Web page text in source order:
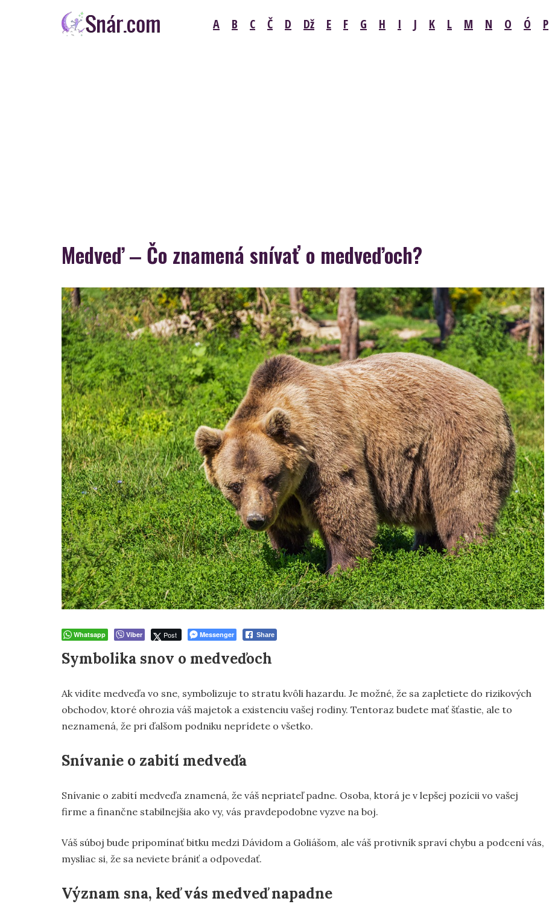
A B C Č D Dž E F G H I J K L M N O Ó P
Medveď ‒ Čo znamená snívať o medveďoch?
Whatsapp Viber Post Messenger Share
Symbolika snov o medveďoch
Ak vidíte medveďa vo sne, symbolizuje to stratu kvôli hazardu. Je možné, že sa zapletiete do rizikových
obchodov, ktoré ohrozia váš majetok a existenciu vašej rodiny. Tentoraz budete mať šťastie, ale to
neznamená, že pri ďalšom podniku neprídete o všetko.
Snívanie o zabití medveďa
Snívanie o zabití medveďa znamená, že váš nepriateľ padne. Osoba, ktorá je v lepšej pozícii vo vašej
firme a finančne stabilnejšia ako vy, vás pravdepodobne vyzve na boj.
Váš súboj bude pripomínať bitku medzi Dávidom a Goliášom, ale váš protivník spraví chybu a podcení vás,
mysliac si, že sa neviete brániť a odpovedať.
Význam sna, keď vás medveď napadne